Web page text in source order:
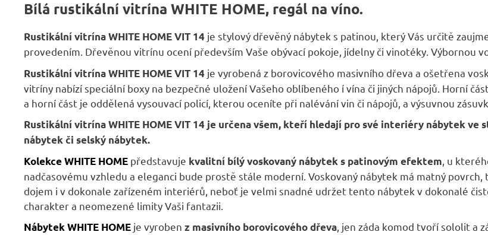
Bílá rustikální vitrína WHITE HOME, regál na víno.
Rustikální vitrínaWHITE HOMEVIT 14 je stylový dřevěný nábytek s patinou, který Vás určitě
provedením. Dřevěnou vitrínu ocení především Vaše obývací pokoje, jídelny či vinotéky. Výbornou
Rustikální vitrínaWHITE HOMEVIT 14 je vyrobená z borovicového masivního dřeva a ošetřena
vitríny nabízí speciální boxy na bezpečné uložení Vašeho oblíbeného í vína či jiných nápojů. Horní
a horní část je oddělená vysouvací policí, kterou oceníte při nalévání vin či nápojů, a výsuvnou
Rustikální vitrínaWHITE HOMEVIT 14 je určena všem, kteří hledají pro své interiéry nábytek ve
nábytek či selský nábytek.
Kolekce WHITE HOME představuje kvalitní bílý voskovaný nábytek s patinovým efektem, u
nadčasovému vzhledu a eleganci bude prostě stále moderní. Voskovaný nábytek má matný
dojem i v dokonale zařízeném interiérů, neboť je velmi snadné udržet tento nábytek v dokonalé
charakter a neomezené limity Vaši fantazii.
Nábytek WHITE HOME je vyroben z masivního borovicového dřeva, jen záda komod tvoří sololit a